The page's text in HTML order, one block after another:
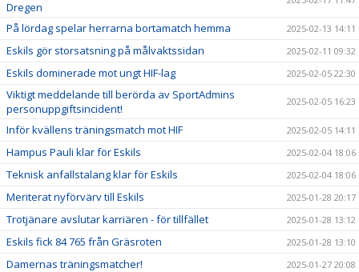
Dregen
På lördag spelar herrarna bortamatch hemma 2025-02-13 14:11
Eskils gör storsatsning på målvaktssidan 2025-02-11 09:32
Eskils dominerade mot ungt HIF-lag 2025-02-05 22:30
Viktigt meddelande till berörda av SportAdmins
personuppgiftsincident!
2025-02-05 16:23
Inför kvällens träningsmatch mot HIF 2025-02-05 14:11
Hampus Pauli klar för Eskils 2025-02-04 18:06
Teknisk anfallstalang klar för Eskils 2025-02-04 18:06
Meriterat nyförvärv till Eskils 2025-01-28 20:17
Trotjänare avslutar karriären - för tillfället 2025-01-28 13:12
Eskils fick 84 765 från Gräsroten 2025-01-28 13:10
Damernas träningsmatcher! 2025-01-27 20:08